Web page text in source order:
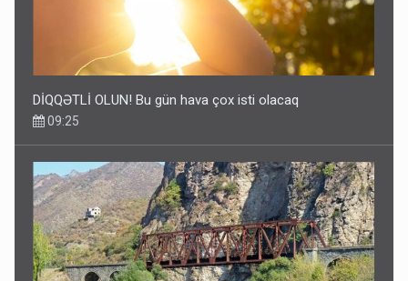
DİQQƏTLİ OLUN! Bu gün hava çox isti olacaq
09:25